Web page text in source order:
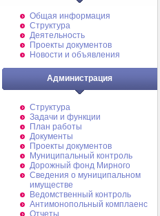
Общая информация
Структура
Деятельность
Проекты документов
Новости и объявления
Администрация
Структура
Задачи и функции
План работы
Документы
Проекты документов
Муниципальный контроль
Дорожный фонд Мирного
Cведения о муниципальном
имуществе
Ведомственный контроль
Антимонопольный комплаенс
Отчеты